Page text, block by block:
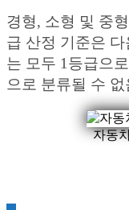
경형, 소형 및 중
급 산정 기준은
는 모두 1등급으
으로 분류될 수
자동차